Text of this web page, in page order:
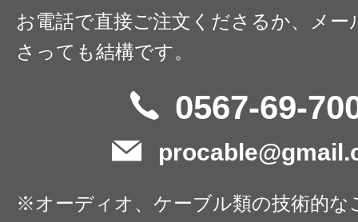
お電話で直接ご注文くださるか、メー
さっても結構です。
0567-69-
※オーディオ、ケーブル類の技術的な